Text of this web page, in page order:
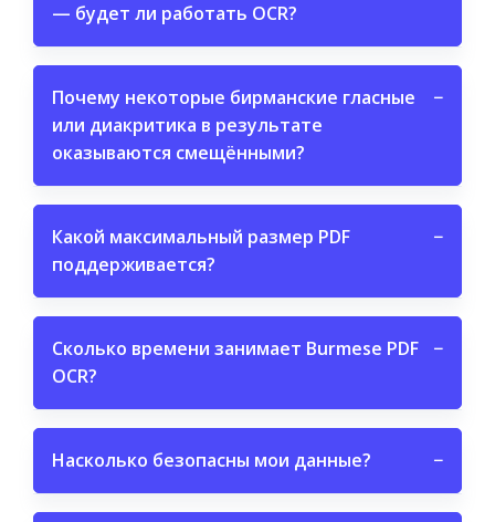
— будет ли работать OCR?
Почему некоторые бирманские гласные
или диакритика в результате
оказываются смещёнными?
−
Какой максимальный размер PDF
поддерживается?
−
Сколько времени занимает Burmese PDF
OCR?
−
Насколько безопасны мои данные? −